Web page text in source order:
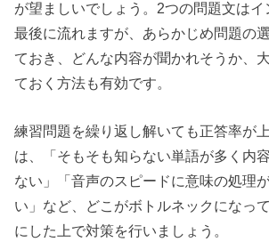
が望ましいでしょう。2つの問題文は
最後に流れますが、あらかじめ問題の
ておき、どんな内容が聞かれそうか、
ておく方法も有効です。
練習問題を繰り返し解いても正答率が
は、「そもそも知らない単語が多く内
ない」「音声のスピードに意味の処理
い」など、どこがボトルネックになっ
にした上で対策を行いましょう。